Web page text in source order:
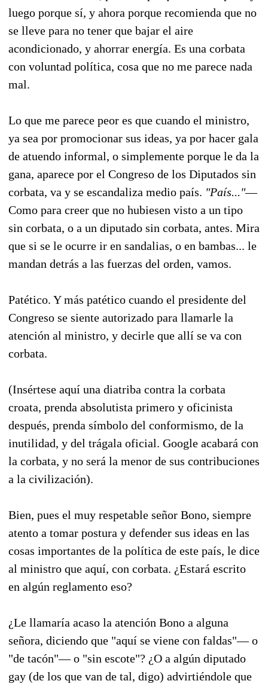
luego porque sí, y ahora porque recomienda que no
se lleve para no tener que bajar el aire
acondicionado, y ahorrar energía. Es una corbata
con voluntad política, cosa que no me parece nada
mal.
Lo que me parece peor es que cuando el ministro,
ya sea por promocionar sus ideas, ya por hacer gala
de atuendo informal, o simplemente porque le da la
gana, aparece por el Congreso de los Diputados sin
corbata, va y se escandaliza medio país. "País..."—
Como para creer que no hubiesen visto a un tipo
sin corbata, o a un diputado sin corbata, antes. Mira
que si se le ocurre ir en sandalias, o en bambas... le
mandan detrás a las fuerzas del orden, vamos.
Patético. Y más patético cuando el presidente del
Congreso se siente autorizado para llamarle la
atención al ministro, y decirle que allí se va con
corbata.
(Insértese aquí una diatriba contra la corbata
croata, prenda absolutista primero y oficinista
después, prenda símbolo del conformismo, de la
inutilidad, y del trágala oficial. Google acabará con
la corbata, y no será la menor de sus contribuciones
a la civilización).
Bien, pues el muy respetable señor Bono, siempre
atento a tomar postura y defender sus ideas en las
cosas importantes de la política de este país, le dice
al ministro que aquí, con corbata. ¿Estará escrito
en algún reglamento eso?
¿Le llamaría acaso la atención Bono a alguna
señora, diciendo que "aquí se viene con faldas"— o
"de tacón"— o "sin escote"? ¿O a algún diputado
gay (de los que van de tal, digo) advirtiéndole que